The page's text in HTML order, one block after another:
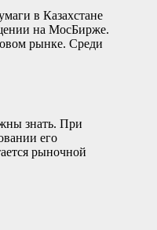
в Казахстане
на МосБирже.
рынке. Среди
знать. При
его
рыночной